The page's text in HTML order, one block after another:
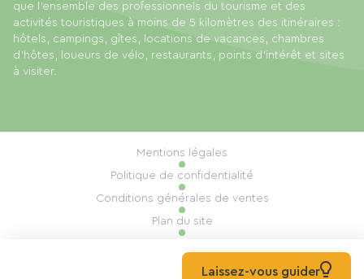
que l'ensemble des professionnels du tourisme et des
activités touristiques à moins de 5 kilomètres des itinéraires :
hôtels, campings, gîtes, locations de vacances, chambres
d'hôtes, loueurs de vélo, restaurants, points d'intérêt et sites
à visiter.
Mentions légales
Politique de confidentialité
Conditions générales de ventes
Plan du site
Réalisation : Mill, PrivasLaissez-vous guider